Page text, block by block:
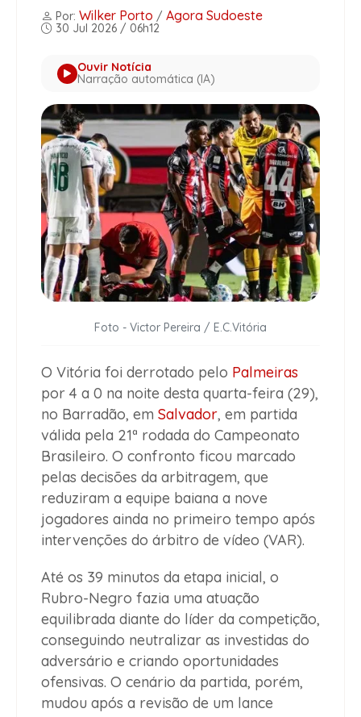
Por: Wilker Porto / Agora Sudoeste
30 Jul 2026 / 06h12
Ouvir Notícia
Narração automática (IA)
Foto - Victor Pereira / E.C.Vitória
O Vitória foi derrotado pelo Palmeiras
por 4 a 0 na noite desta quarta-feira (29),
no Barradão, em Salvador, em partida
válida pela 21ª rodada do Campeonato
Brasileiro. O confronto ficou marcado
pelas decisões da arbitragem, que
reduziram a equipe baiana a nove
jogadores ainda no primeiro tempo após
intervenções do árbitro de vídeo (VAR).
Até os 39 minutos da etapa inicial, o
Rubro-Negro fazia uma atuação
equilibrada diante do líder da competição,
conseguindo neutralizar as investidas do
adversário e criando oportunidades
ofensivas. O cenário da partida, porém,
mudou após a revisão de um lance